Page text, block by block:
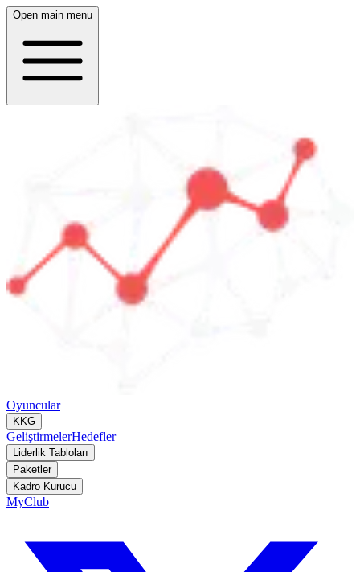
Open main menu
Oyuncular
KKG
GeliştirmelerHedefler
Liderlik Tabloları
Paketler
Kadro Kurucu
MyClub